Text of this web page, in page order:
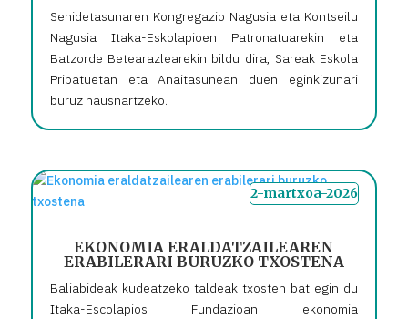
Senidetasunaren Kongregazio Nagusia eta Kontseilu
Nagusia Itaka-Eskolapioen Patronatuarekin eta
Batzorde Betearazlearekin bildu dira, Sareak Eskola
Pribatuetan eta Anaitasunean duen eginkizunari
buruz hausnartzeko.
EKONOMIA ERALDATZAILEAREN
ERABILERARI BURUZKO TXOSTENA
2-martxoa-2026
Baliabideak kudeatzeko taldeak txosten bat egin du
Itaka-Escolapios Fundazioan ekonomia